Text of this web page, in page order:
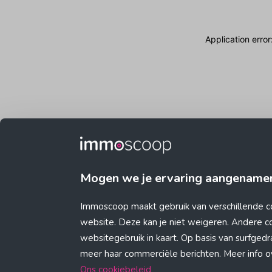
Mogen we je ervaring
Immoscoop maakt gebruik van verschillende
website. Deze kan je niet weigeren. Andere
websitegebruik in kaart. Op basis van
meer haar commerciële berichten. Meer info
Ons cookiebeleid
Application